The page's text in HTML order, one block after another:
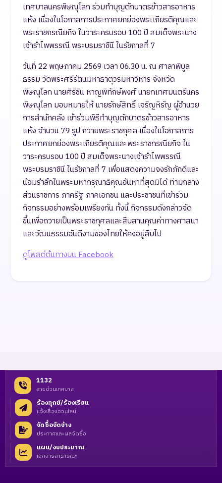
เทศบาลนครพิษณุโลก ร่วมทำบุญตักบาตรข้าวสารอาหาร
แห้ง เนื่องในโอกาสการประกาศยกย่องพระเกียรติคุณและ
พระราชกรณียกิจ ในวาระครบรอบ 100 ปี สมเด็จพระนาง
เจ้ารำไพพรรณี พระบรมราชินี ในรัชกาลที่ 7
วันที่ 22 พฤษภาคม 2569 เวลา 06.30 น. ณ ศาลาพิบูล
ธรรม วัดพระศรีรัตนมหาธาตุวรมหาวิหาร จังหวัด
พิษณุโลก นายศิริชิน หาญพิทักษ์พงศ์ นายกเทศมนตรีนคร
พิษณุโลก มอบหมายให้ นายรักษ์สิทธิ์ เจริญหิรัญ ผู้อำนวย
การสำนักคลัง เข้าร่วมพิธีทำบุญตักบาตรข้าวสารอาหาร
แห้ง จำนวน 79 รูป ถวายพระราชกุศล เนื่องในโอกาสการ
ประกาศยกย่องพระเกียรติคุณและพระราชกรณียกิจ ใน
วาระครบรอบ 100 ปี สมเด็จพระนางเจ้ารำไพพรรณี
พระบรมราชินี ในรัชกาลที่ 7 เพื่อแสดงความจงรักภักดีและ
น้อมรำลึกในพระมหากรุณาธิคุณอันหาที่สุดมิได้ ท่ามกลาง
ส่วนราชการ ภาครัฐ ภาคเอกชน และประชาชนที่เข้าร่วม
กิจกรรมอย่างพร้อมเพรียงกัน ทั้งนี้ กิจกรรมดังกล่าวจัด
ขึ้นเพื่อถวายเป็นพระราชกุศลและสืบสานคุณค่าทางศาสนา
และวัฒนธรรมอันดีงามของไทยให้คงอยู่สืบไป
ดูโพสต์ต้นทางบน Facebook
1132
สายด่วนเทศบาล
ร้องทุกข์/ร้องเรียน
แจ้งเรื่องออนไลน์
จัดซื้อจัดจ้าง
ประกาศและผลจัดซื้อ
แผน/งบประมาณ
เอกสารสาธารณะ